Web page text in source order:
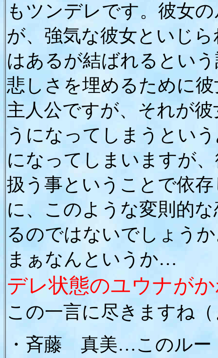
もツンデレです。彼女
が、強気な彼女といじ
はあるが結ばれるとい
悲しさを埋めるために
主人公ですが、それが
うになってしまうとい
になってしまいますが
扱う事ということで依
に、このような変則的
るのではないでしょう
まぁなんというか…
デレ状態のユウナが
この一言に尽きますね
・斉藤 真美…このルー